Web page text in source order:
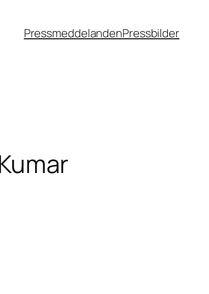
PressmeddelandenPressbilder